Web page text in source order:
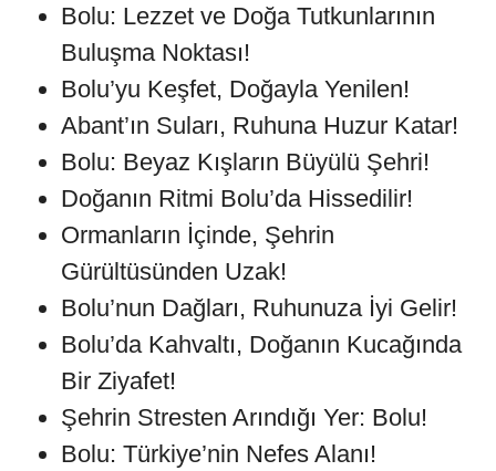
Bolu: Lezzet ve Doğa Tutkunlarının
Buluşma Noktası!
Bolu’yu Keşfet, Doğayla Yenilen!
Abant’ın Suları, Ruhuna Huzur Katar!
Bolu: Beyaz Kışların Büyülü Şehri!
Doğanın Ritmi Bolu’da Hissedilir!
Ormanların İçinde, Şehrin
Gürültüsünden Uzak!
Bolu’nun Dağları, Ruhunuza İyi Gelir!
Bolu’da Kahvaltı, Doğanın Kucağında
Bir Ziyafet!
Şehrin Stresten Arındığı Yer: Bolu!
Bolu: Türkiye’nin Nefes Alanı!